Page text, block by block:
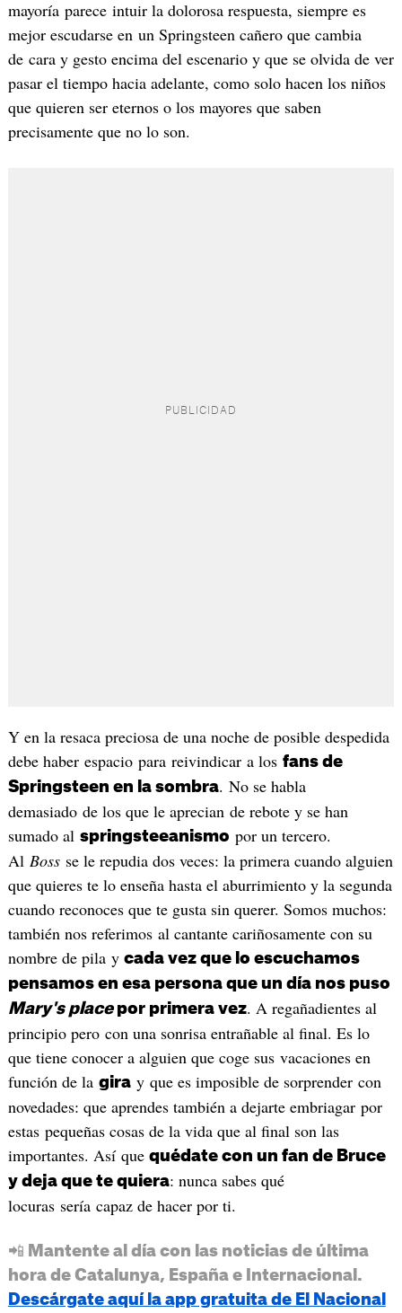
mayoría parece intuir la dolorosa respuesta, siempre es
mejor escudarse en un Springsteen cañero que cambia
de cara y gesto encima del escenario y que se olvida de ver
pasar el tiempo hacia adelante, como solo hacen los niños
que quieren ser eternos o los mayores que saben
precisamente que no lo son.
Y en la resaca preciosa de una noche de posible despedida
debe haber espacio para reivindicar a los fans de
Springsteen en la sombra. No se habla
demasiado de los que le aprecian de rebote y se han
sumado al springsteeanismo por un tercero.
Al Bossse le repudia dos veces: la primera cuando alguien
que quieres te lo enseña hasta el aburrimiento y la segunda
cuando reconoces que te gusta sin querer. Somos muchos:
también nos referimos al cantante cariñosamente con su
nombre de pila y cada vez que lo escuchamos
pensamos en esa persona que un día nos puso
Mary's placepor primera vez. A regañadientes al
principio pero con una sonrisa entrañable al final. Es lo
que tiene conocer a alguien que coge sus vacaciones en
función de la giray que es imposible de sorprender con
novedades: que aprendes también a dejarte embriagar por
estas pequeñas cosas de la vida que al final son las
importantes. Así que quédate con un fan de Bruce
y deja que te quiera: nunca sabes qué
locuras sería capaz de hacer por ti.
📲 Mantente al día con las noticias de última
hora de Catalunya, España e Internacional.
Descárgate aquí la app gratuita de El Nacional